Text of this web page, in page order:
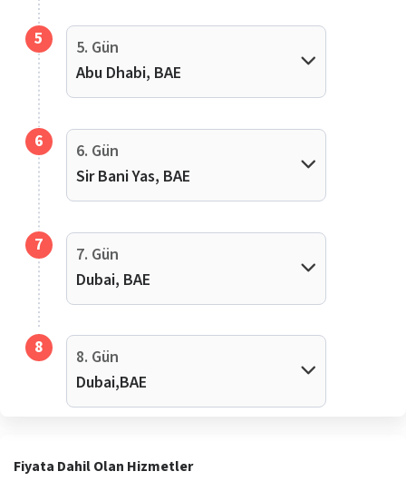
5
5. Gün
Abu Dhabi, BAE
6
6. Gün
Sir Bani Yas, BAE
7
7. Gün
Dubai, BAE
8
8. Gün
Dubai,BAE
Fiyata Dahil Olan Hizmetler